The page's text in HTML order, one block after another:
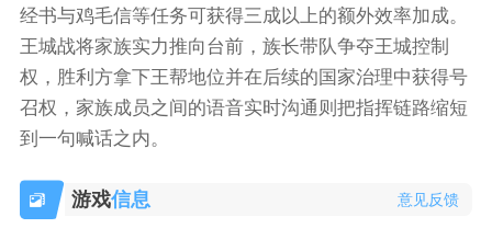
经书与鸡毛信等任务可获得三成以上的额外效率加成。
王城战将家族实力推向台前，族长带队争夺王城控制
权，胜利方拿下王帮地位并在后续的国家治理中获得号
召权，家族成员之间的语音实时沟通则把指挥链路缩短
到一句喊话之内。
游戏信息 意见反馈